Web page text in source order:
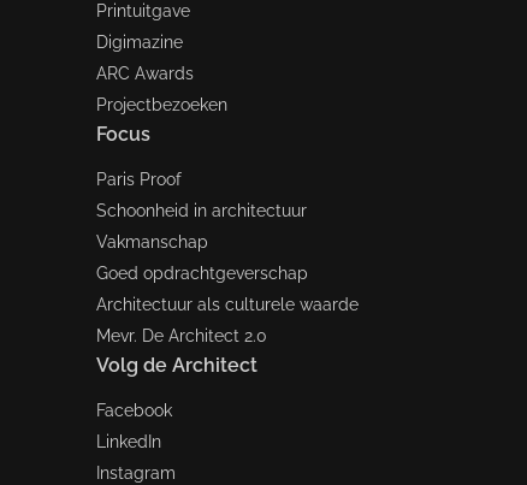
Printuitgave
Digimazine
ARC Awards
Projectbezoeken
Focus
Paris Proof
Schoonheid in architectuur
Vakmanschap
Goed opdrachtgeverschap
Architectuur als culturele waarde
Mevr. De Architect 2.0
Volg de Architect
Facebook
LinkedIn
Instagram